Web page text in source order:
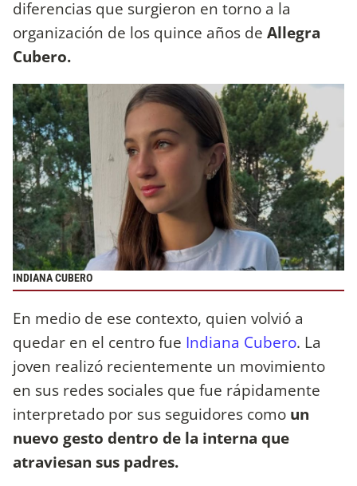
diferencias que surgieron en torno a la
organización de los quince años de Allegra
Cubero.
INDIANA CUBERO
En medio de ese contexto, quien volvió a
quedar en el centro fue Indiana Cubero. La
joven realizó recientemente un movimiento
en sus redes sociales que fue rápidamente
interpretado por sus seguidores como un
nuevo gesto dentro de la interna que
atraviesan sus padres.